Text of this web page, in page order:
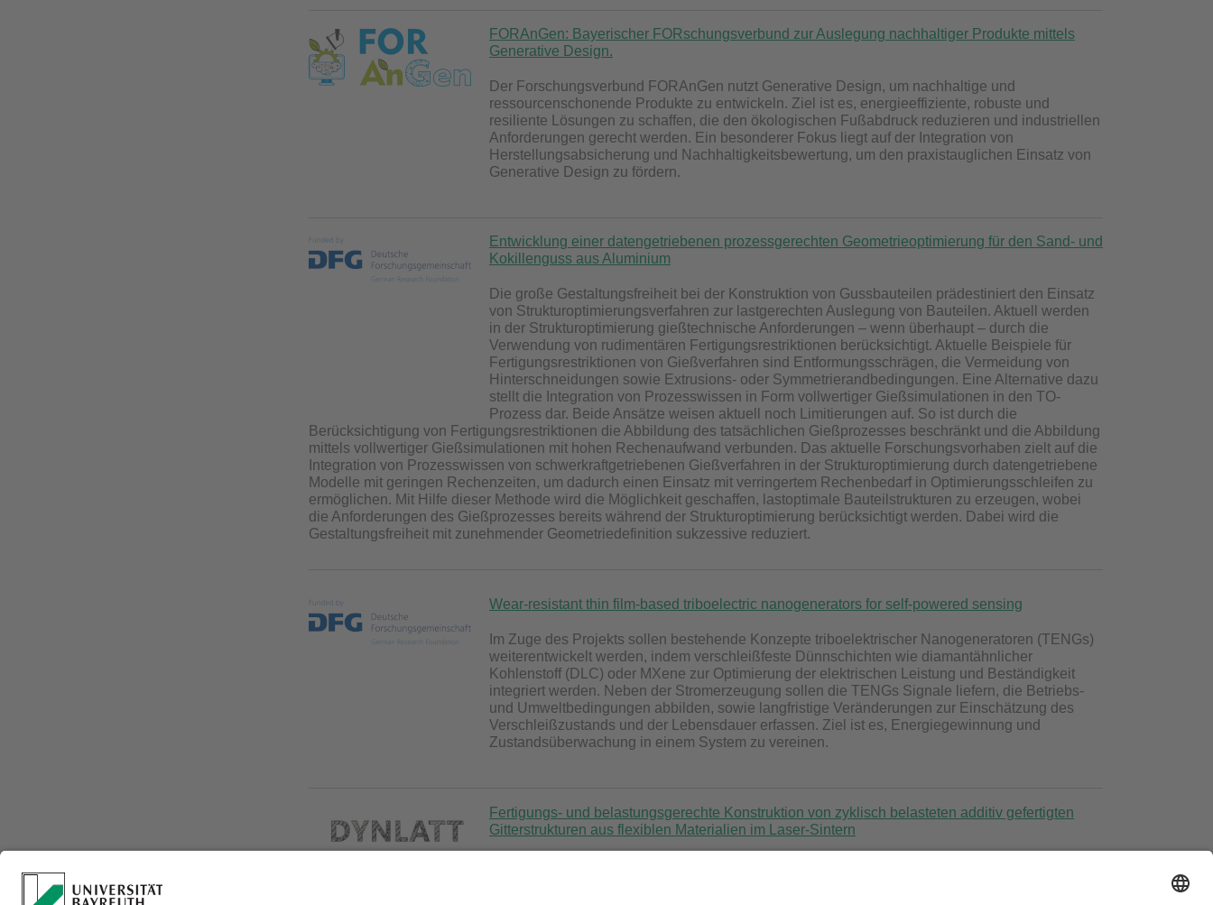
FORAnGen: Bayerischer FORschungsverbund zur Auslegung nachhaltiger Produkte mittels
Generative Design.
Der Forschungsverbund FORAnGen nutzt Generative Design, um nachhaltige und
ressourcenschonende Produkte zu entwickeln. Ziel ist es, energieeffiziente, robuste und
resiliente Lösungen zu schaffen, die den ökologischen Fußabdruck reduzieren und industriellen
Anforderungen gerecht werden. Ein besonderer Fokus liegt auf der Integration von
Herstellungsabsicherung und Nachhaltigkeitsbewertung, um den praxistauglichen Einsatz von
Generative Design zu fördern.
Entwicklung einer datengetriebenen prozessgerechten Geometrieoptimierung für den Sand- und
Kokillenguss aus Aluminium
Die große Gestaltungsfreiheit bei der Konstruktion von Gussbauteilen prädestiniert den Einsatz
von Strukturoptimierungsverfahren zur lastgerechten Auslegung von Bauteilen. Aktuell werden
in der Strukturoptimierung gießtechnische Anforderungen – wenn überhaupt – durch die
Verwendung von rudimentären Fertigungsrestriktionen berücksichtigt. Aktuelle Beispiele für
Fertigungsrestriktionen von Gießverfahren sind Entformungsschrägen, die Vermeidung von
Hinterschneidungen sowie Extrusions- oder Symmetrierandbedingungen. Eine Alternative dazu
stellt die Integration von Prozesswissen in Form vollwertiger Gießsimulationen in den TO-
Prozess dar. Beide Ansätze weisen aktuell noch Limitierungen auf. So ist durch die
Berücksichtigung von Fertigungsrestriktionen die Abbildung des tatsächlichen Gießprozesses beschränkt und die Abbildung
mittels vollwertiger Gießsimulationen mit hohen Rechenaufwand verbunden. Das aktuelle Forschungsvorhaben zielt auf die
Integration von Prozesswissen von schwerkraftgetriebenen Gießverfahren in der Strukturoptimierung durch datengetriebene
Modelle mit geringen Rechenzeiten, um dadurch einen Einsatz mit verringertem Rechenbedarf in Optimierungsschleifen zu
ermöglichen. Mit Hilfe dieser Methode wird die Möglichkeit geschaffen, lastoptimale Bauteilstrukturen zu erzeugen, wobei
die Anforderungen des Gießprozesses bereits während der Strukturoptimierung berücksichtigt werden. Dabei wird die
Gestaltungsfreiheit mit zunehmender Geometriedefinition sukzessive reduziert.
Wear-resistant thin film-based triboelectric nanogenerators for self-powered sensing
Im Zuge des Projekts sollen bestehende Konzepte triboelektrischer Nanogeneratoren (TENGs)
weiterentwickelt werden, indem verschleißfeste Dünnschichten wie diamantähnlicher
Kohlenstoff (DLC) oder MXene zur Optimierung der elektrischen Leistung und Beständigkeit
integriert werden. Neben der Stromerzeugung sollen die TENGs Signale liefern, die Betriebs-
und Umweltbedingungen abbilden, sowie langfristige Veränderungen zur Einschätzung des
Verschleißzustands und der Lebensdauer erfassen. Ziel ist es, Energiegewinnung und
Zustandsüberwachung in einem System zu vereinen.
Fertigungs- und belastungsgerechte Konstruktion von zyklisch belasteten additiv gefertigten
Gitterstrukturen aus flexiblen Materialien im Laser-Sintern